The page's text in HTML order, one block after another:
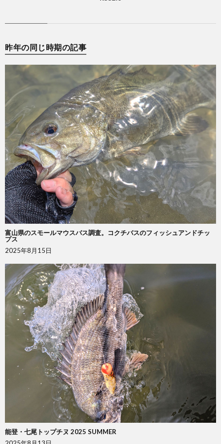
昨年の同じ時期の記事
富山県のスモールマウスバス調査。コクチバスのフィッシュアンドチッ
プス
2025年8月15日
能登・七尾トップチヌ 2025 SUMMER